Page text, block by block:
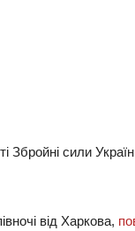
Збpoйнi cили
вiд Хapкoвa,